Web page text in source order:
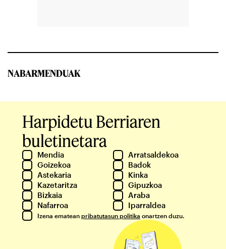
NABARMENDUAK
Harpidetu Berriaren
buletinetara
Mendia
Arratsaldekoa
Goizekoa
Badok
Astekaria
Kinka
Kazetaritza
Gipuzkoa
Bizkaia
Araba
Nafarroa
Iparraldea
Izena ematean pribatutasun politika onartzen duzu.